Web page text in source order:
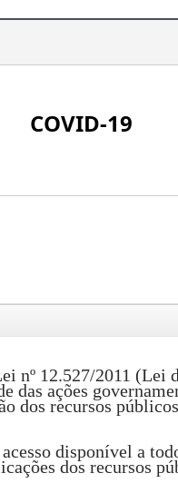
COVID-19
nº 12.527/2011 (Lei
ações
dos recursos
disponível a
dos recursos